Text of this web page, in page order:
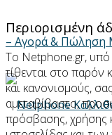
Περιορισμένη
Το Netphone.gr, υπό
τίθενται στο παρόν
και κανονισμούς,
αμεταβίβαστο,
πρόσβασης, χρήσης